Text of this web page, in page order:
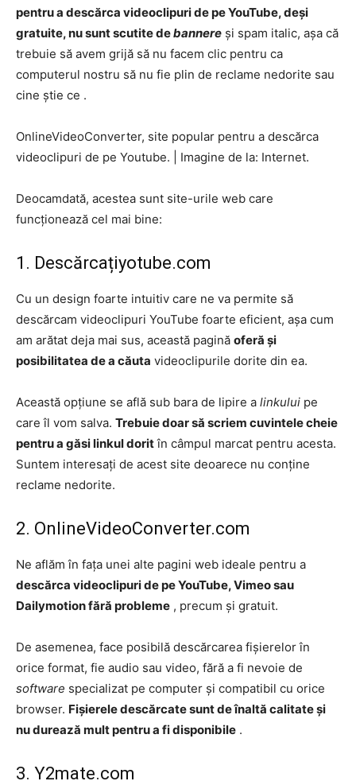
pentru a descărca videoclipuri de pe YouTube, deși
gratuite, nu sunt scutite debannere și spam italic, așa că
trebuie să avem grijă să nu facem clic pentru ca
computerul nostru să nu fie plin de reclame nedorite sau
cine știe ce .
OnlineVideoConverter, site popular pentru a descărca
videoclipuri de pe Youtube.
Imagine de la: Internet.
Deocamdată, acestea sunt site-urile web care
funcționează cel mai bine:
1. Descărcațiyotube.com
Cu un design foarte intuitiv care ne va permite să
descărcam videoclipuri YouTube foarte eficient, așa cum
am arătat deja mai sus, această pagină oferă și
posibilitatea de a căuta videoclipurile dorite din ea.
Această opțiune se află sub bara de lipire a linkului pe
care îl vom salva. Trebuie doar să scriem cuvintele cheie
pentru a găsi linkul doritîn câmpul marcat pentru acesta.
Suntem interesați de acest site deoarece nu conține
reclame nedorite.
2. OnlineVideoConverter.com
Ne aflăm în fața unei alte pagini web ideale pentru a
descărca videoclipuri de pe YouTube, Vimeo sau
Dailymotion fără probleme , precum și gratuit.
De asemenea, face posibilă descărcarea fișierelor în
orice format, fie audio sau video, fără a fi nevoie de
software specializat pe computer și compatibil cu orice
browser. Fișierele descărcate sunt de înaltă calitate și
nu durează mult pentru a fi disponibile .
3. Y2mate.com